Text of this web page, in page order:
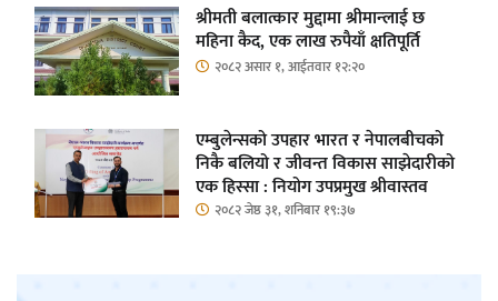
श्रीमती बलात्कार मुद्दामा श्रीमान्लाई छ
महिना कैद, एक लाख रुपैयाँ क्षतिपूर्ति
२०८२ असार १, आईतवार १२:२०
एम्बुलेन्सको उपहार भारत र नेपालबीचको
निकै बलियो र जीवन्त विकास साझेदारीको
एक हिस्सा : नियोग उपप्रमुख श्रीवास्तव
२०८२ जेष्ठ ३१, शनिबार १९:३७